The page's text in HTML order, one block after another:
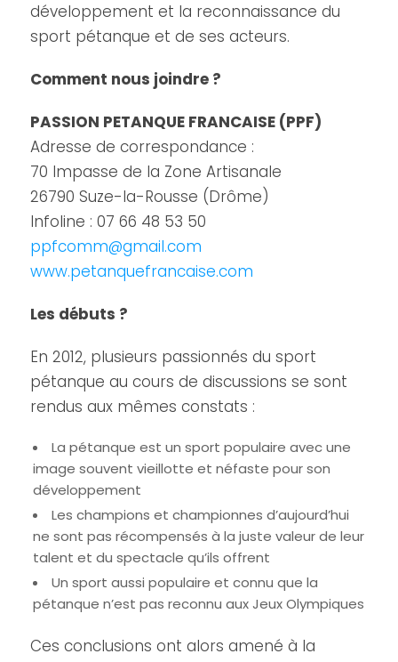
développement et la reconnaissance du
sport pétanque et de ses acteurs.
Comment nous joindre ?
PASSION PETANQUE FRANCAISE (PPF)
Adresse de correspondance :
70 Impasse de la Zone Artisanale
26790 Suze-la-Rousse (Drôme)
Infoline : 07 66 48 53 50
ppfcomm@gmail.com
www.petanquefrancaise.com
Les débuts ?
En 2012, plusieurs passionnés du sport
pétanque au cours de discussions se sont
rendus aux mêmes constats :
La pétanque est un sport populaire avec une
image souvent vieillotte et néfaste pour son
développement
Les champions et championnes d’aujourd’hui
ne sont pas récompensés à la juste valeur de leur
talent et du spectacle qu’ils offrent
Un sport aussi populaire et connu que la
pétanque n’est pas reconnu aux Jeux Olympiques
Ces conclusions ont alors amené à la